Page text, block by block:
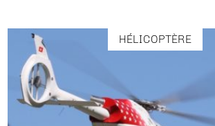
HÉLICOPTÈRE